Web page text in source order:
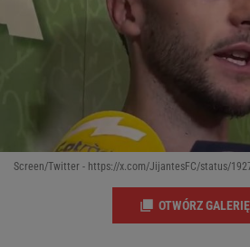
Screen/Twitter - https://x.com/JijantesFC/status/
OTWÓRZ GALERIĘ